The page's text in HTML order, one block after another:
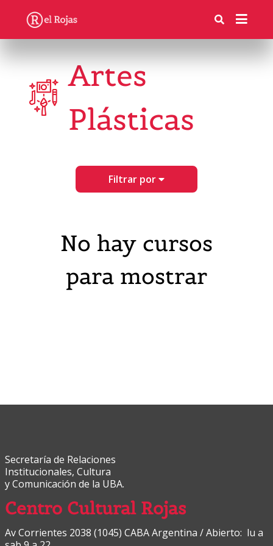
Artes
Plásticas
Filtrar por
No hay cursos
para mostrar
Secretaría de Relaciones
Institucionales, Cultura
y Comunicación de la UBA.
Centro Cultural Rojas
Av Corrientes 2038 (1045) CABA Argentina / Abierto: lu a